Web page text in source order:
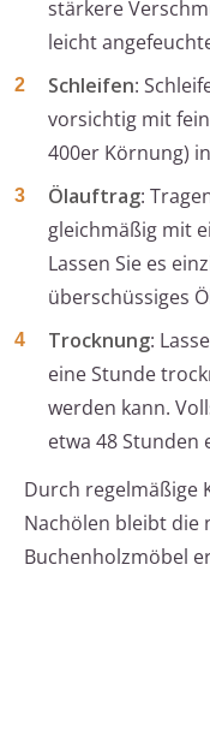
stärkere
leicht
Schleifen:
vorsichtig mit
400er Körnung)
Ölauftrag:
gleichmäßig mit
Lassen Sie es
überschüssiges
Trocknung:
eine Stunde
werden kann.
etwa 48 Stunden
Durch regelmäßige
Nachölen bleibt die
Buchenholzmöbel